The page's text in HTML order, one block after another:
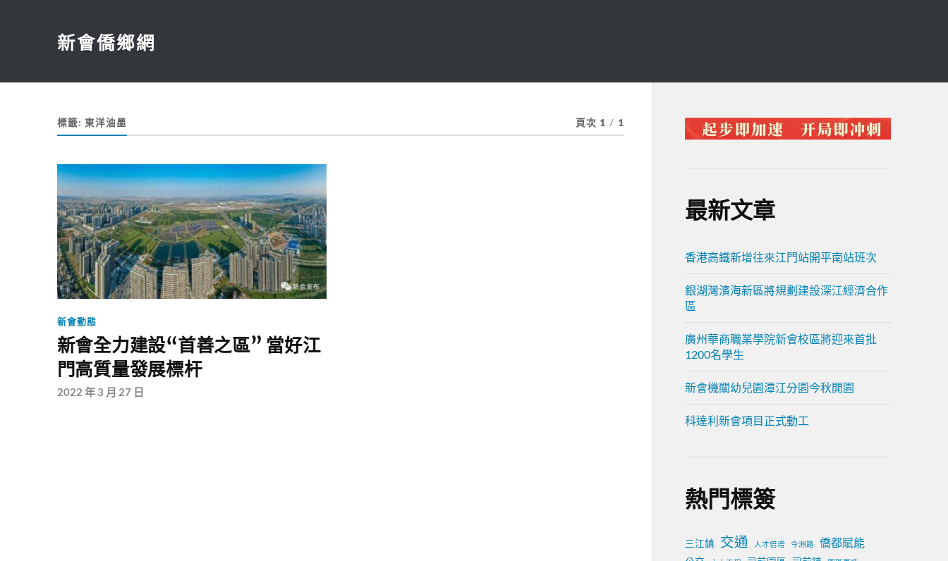
新會僑鄉網
標籤: 東洋油墨 頁次 1 / 1
新會動態
新會全力建設“首善之區” 當好江
門高質量發展標杆
2022 年 3 月 27 日
最新文章
香港高鐵新增往來江門站開平南站班次
銀湖灣濱海新區將規劃建設深江經濟合作
區
廣州華商職業學院新會校區將迎來首批
1200名學生
新會機關幼兒園潭江分園今秋開園
科達利新會項目正式動工
熱門標簽
三江鎮 交通 人才倍增 今洲路 僑都賦能